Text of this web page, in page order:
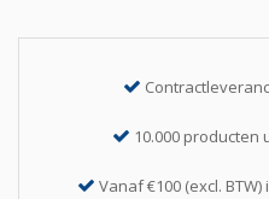
10.000
Vanaf €100 (excl.